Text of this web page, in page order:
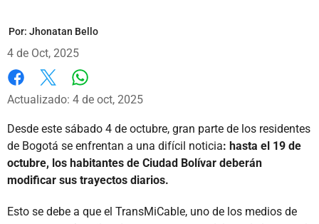
Por: Jhonatan Bello
4 de Oct, 2025
Facebook
X
Actualizado: 4 de oct, 2025
Desde este sábado 4 de octubre, gran parte de los residentes
de Bogotá se enfrentan a una difícil noticia: hasta el 19 de
octubre, los habitantes de Ciudad Bolívar deberán
modificar sus trayectos diarios.
Esto se debe a que el TransMiCable, uno de los medios de